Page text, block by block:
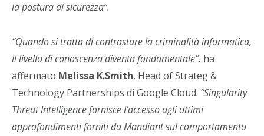
la postura di sicurezza”.
“Quando si tratta di contrastare la criminalità informatica,
il livello di conoscenza diventa fondamentale”, ha
affermato Melissa K.Smith, Head of Strateg &
Technology Partnerships di Google Cloud. “Singularity
Threat Intelligence fornisce l’accesso agli ottimi
approfondimenti forniti da Mandiant sul comportamento